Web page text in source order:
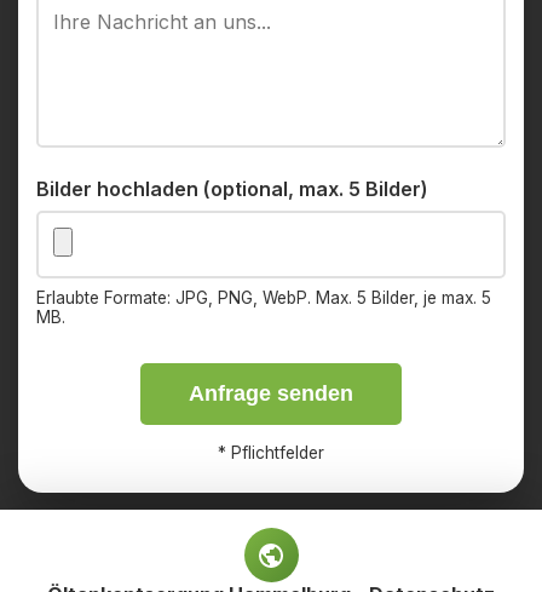
Bilder hochladen (optional, max. 5 Bilder)
Erlaubte Formate: JPG, PNG, WebP. Max. 5 Bilder, je max. 5
MB.
Anfrage senden
* Pflichtfelder